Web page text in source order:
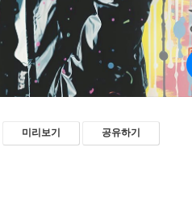
미리보기 공유하기